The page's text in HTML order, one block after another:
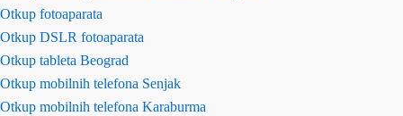
Otkup fotoaparata
Otkup DSLR fotoaparata
Otkup tableta Beograd
Otkup mobilnih telefona Senjak
Otkup mobilnih telefona Karaburma